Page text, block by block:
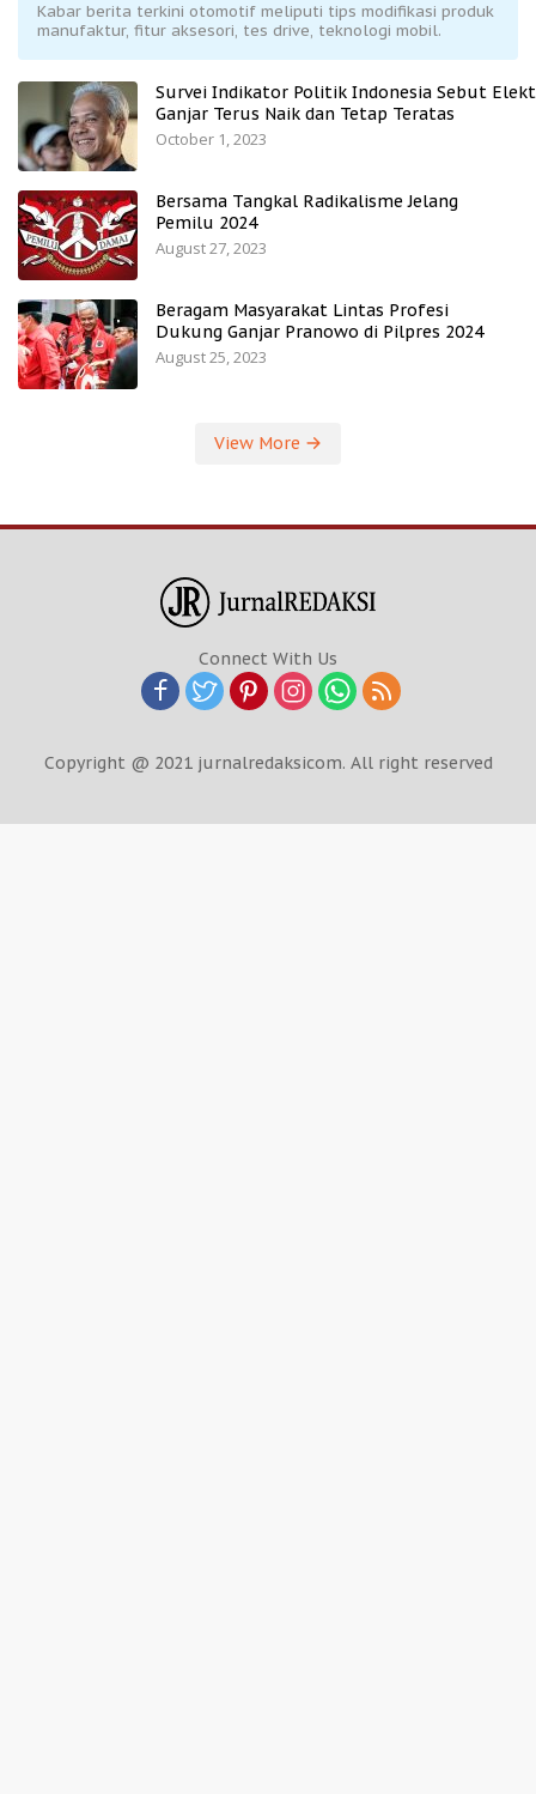
Kabar berita terkini otomotif meliputi tips modifikasi produk
manufaktur, fitur aksesori, tes drive, teknologi mobil.
Survei Indikator Politik Indonesia Sebut
Ganjar Terus Naik dan Tetap Teratas
October 1, 2023
Bersama Tangkal Radikalisme Jelang
Pemilu 2024
August 27, 2023
Beragam Masyarakat Lintas Profesi
Dukung Ganjar Pranowo di Pilpres 2024
August 25, 2023
View More
Connect With Us
Copyright @ 2021 jurnalredaksicom. All right reserved